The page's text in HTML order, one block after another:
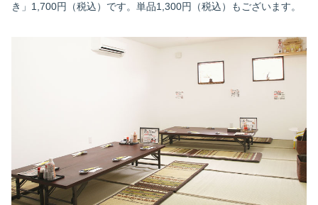
き」1,700円（税込）です。単品1,300円（税込）もございます。